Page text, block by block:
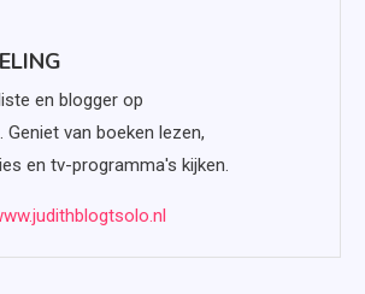
en blogger op
van boeken lezen,
en tv-programma's kijken.